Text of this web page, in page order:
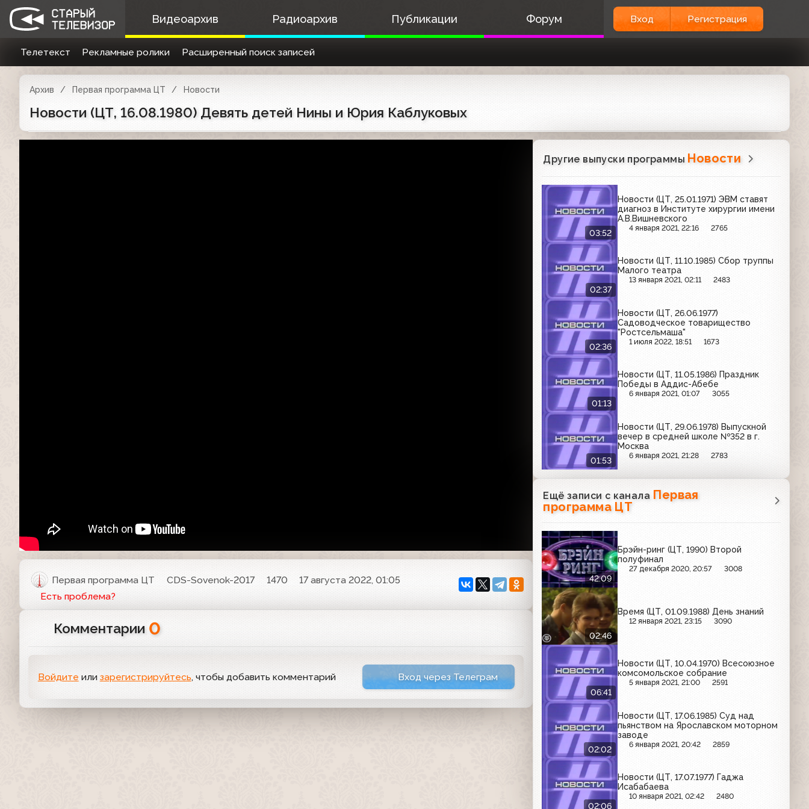
Видеоархив Радиоархив Публикации Форум Вход Регистрация
Телетекст Рекламные ролики Расширенный поиск записей
Архив Первая программа ЦТ Новости
Новости (ЦТ, 16.08.1980) Девять детей Нины и Юрия Каблуковых
Первая программа ЦТ CDS-Sovenok-2017 1470
17 августа 2022, 01:05
Есть проблема?
Комментарии 0
Войдите или зарегистрируйтесь, чтобы добавить комментарий Вход через Телеграм
Другие выпуски программы Новости
03:52
Новости (ЦТ, 25.01.1971) ЭВМ ставят
диагноз в Институте хирургии имени
А.В.Вишневского
4 января 2021, 22:16 2765
02:37
Новости (ЦТ, 11.10.1985) Сбор труппы
Малого театра
13 января 2021, 02:11 2483
02:36
Новости (ЦТ, 26.06.1977)
Садоводческое товарищество
"Ростсельмаша"
1 июля 2022, 18:51 1673
01:13
Новости (ЦТ, 11.05.1986) Праздник
Победы в Аддис-Абебе
6 января 2021, 01:07 3055
01:53
Новости (ЦТ, 29.06.1978) Выпускной
вечер в средней школе №352 в г.
Москва
6 января 2021, 21:28 2783
Ещё записи с канала Первая
программа ЦТ
42:09
Брэйн-ринг (ЦТ, 1990) Второй
полуфинал
27 декабря 2020, 20:57 3008
02:46
Время (ЦТ, 01.09.1988) День знаний
12 января 2021, 23:15 3090
06:41
Новости (ЦТ, 10.04.1970) Всесоюзное
комсомольское собрание
5 января 2021, 21:00 2591
02:02
Новости (ЦТ, 17.06.1985) Суд над
пьянством на Ярославском моторном
заводе
6 января 2021, 20:42 2859
02:06
Новости (ЦТ, 17.07.1977) Гаджа
Исабабаева
10 января 2021, 02:42 2480